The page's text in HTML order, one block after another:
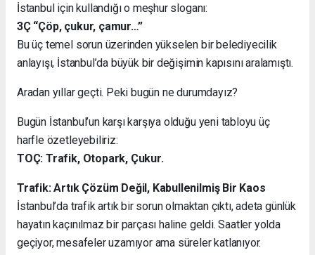
İstanbul için kullandığı o meşhur sloganı:
3Ç “Çöp, çukur, çamur…”
Bu üç temel sorun üzerinden yükselen bir belediyecilik
anlayışı, İstanbul’da büyük bir değişimin kapısını aralamıştı.
Aradan yıllar geçti. Peki bugün ne durumdayız?
Bugün İstanbul’un karşı karşıya olduğu yeni tabloyu üç
harfle özetleyebiliriz:
TOÇ: Trafik, Otopark, Çukur.
Trafik: Artık Çözüm Değil, Kabullenilmiş Bir Kaos
İstanbul’da trafik artık bir sorun olmaktan çıktı, adeta günlük
hayatın kaçınılmaz bir parçası haline geldi. Saatler yolda
geçiyor, mesafeler uzamıyor ama süreler katlanıyor.